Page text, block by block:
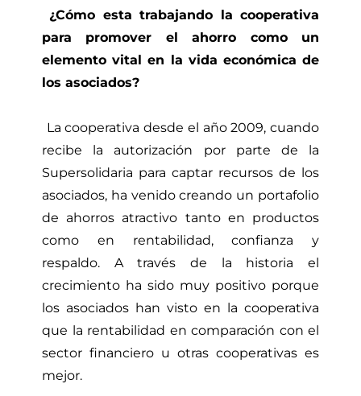
¿Cómo esta trabajando la cooperativa
para promover el ahorro como un
elemento vital en la vida económica de
los asociados?
La cooperativa desde el año 2009, cuando
recibe la autorización por parte de la
Supersolidaria para captar recursos de los
asociados, ha venido creando un portafolio
de ahorros atractivo tanto en productos
como en rentabilidad, confianza y
respaldo. A través de la historia el
crecimiento ha sido muy positivo porque
los asociados han visto en la cooperativa
que la rentabilidad en comparación con el
sector financiero u otras cooperativas es
mejor.